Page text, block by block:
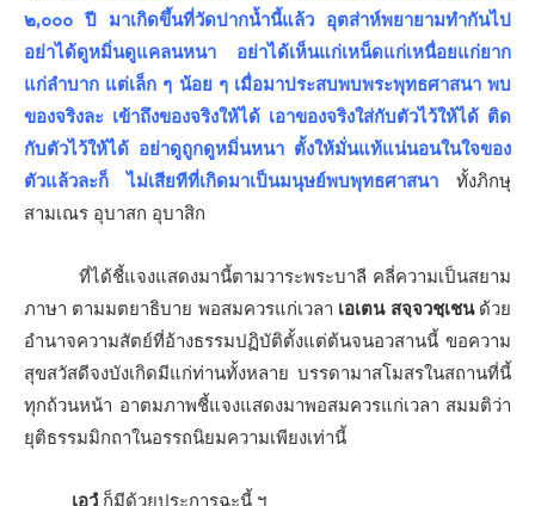
๒,๐๐๐ ปี มาเกิดขึ้นที่วัดปากน้ำนี้แล้ว อุตส่าห์พยายามทำกันไป
อย่าได้ดูหมิ่นดูแคลนหนา อย่าได้เห็นแก่เหน็ดแก่เหนื่อยแก่ยาก
แก่ลำบาก แต่เล็ก ๆ น้อย ๆ เมื่อมาประสบพบพระพุทธศาสนา พบ
ของจริงละ เข้าถึงของจริงให้ได้ เอาของจริงใส่กับตัวไว้ให้ได้ ติด
กับตัวไว้ให้ได้ อย่าดูถูกดูหมิ่นหนา ตั้งให้มั่นแท้แน่นอนในใจของ
ตัวแล้วละก็ ไม่เสียทีที่เกิดมาเป็นมนุษย์พบพุทธศาสนา ทั้งภิกษุ
สามเณร อุบาสก อุบาสิก
ที่ได้ชี้แจงแสดงมานี้ตามวาระพระบาลี คลี่ความเป็นสยาม
ภาษา ตามมตยาธิบาย พอสมควรแก่เวลา เอเตน สจฺจวชฺเชนด้วย
อำนาจความสัตย์ที่อ้างธรรมปฏิบัติตั้งแต่ต้นจนอวสานนี้ ขอความ
สุขสวัสดีจงบังเกิดมีแก่ท่านทั้งหลาย บรรดามาสโมสรในสถานที่นี้
ทุกถ้วนหน้า อาตมภาพชี้แจงแสดงมาพอสมควรแก่เวลา สมมติว่า
ยุติธรรมมิกถาในอรรถนิยมความเพียงเท่านี้
เอวํ ก็มีด้วยประการฉะนี้ ฯ